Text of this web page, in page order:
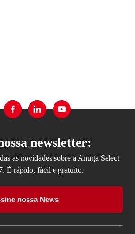
newsletter:
as novidades sobre a Anuga Select
É rápido, fácil e gratuito.
nossa News